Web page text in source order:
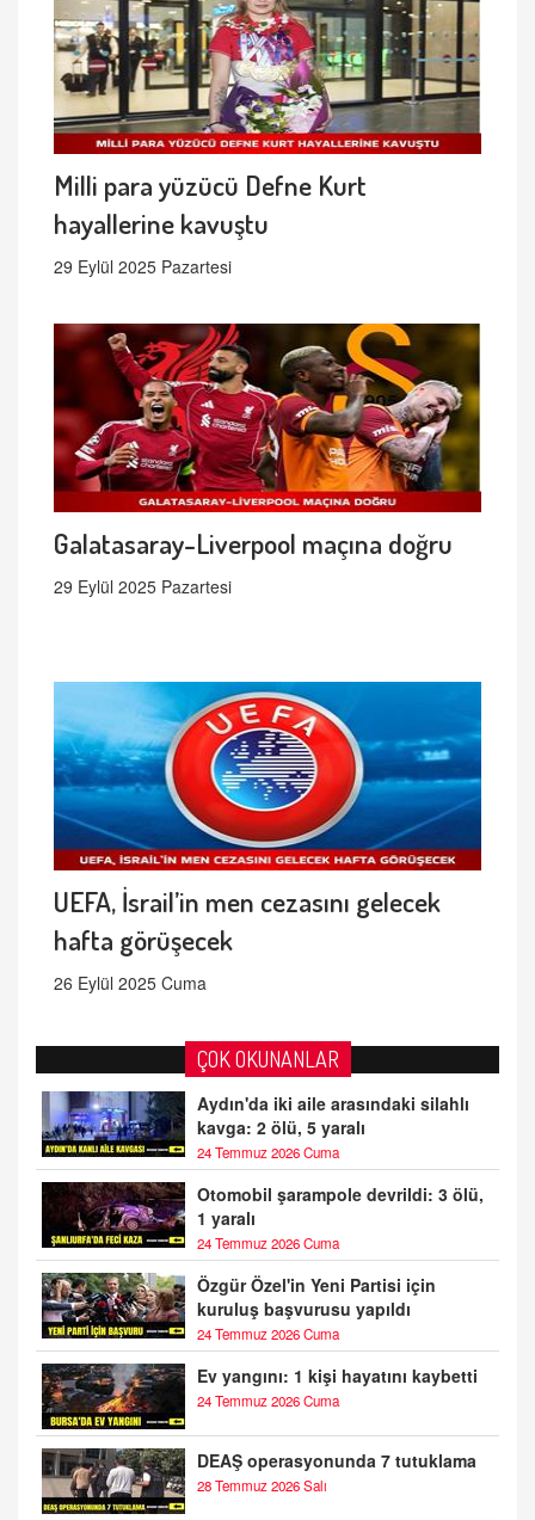
Milli para yüzücü Defne Kurt
hayallerine kavuştu
29 Eylül 2025 Pazartesi
Galatasaray-Liverpool maçına doğru
29 Eylül 2025 Pazartesi
UEFA, İsrail’in men cezasını gelecek
hafta görüşecek
26 Eylül 2025 Cuma
ÇOK OKUNANLAR
Aydın'da iki aile arasındaki silahlı
kavga: 2 ölü, 5 yaralı
24 Temmuz 2026 Cuma
Otomobil şarampole devrildi: 3 ölü,
1 yaralı
24 Temmuz 2026 Cuma
Özgür Özel'in Yeni Partisi için
kuruluş başvurusu yapıldı
24 Temmuz 2026 Cuma
Ev yangını: 1 kişi hayatını kaybetti
24 Temmuz 2026 Cuma
DEAŞ operasyonunda 7 tutuklama
28 Temmuz 2026 Salı